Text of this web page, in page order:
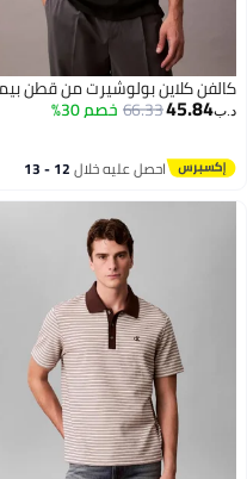
كلاين بولوشيرت من قطن بيما
45.84
66.33خصم 30%
احصل عليه خلال 12 - 13
اغسطس